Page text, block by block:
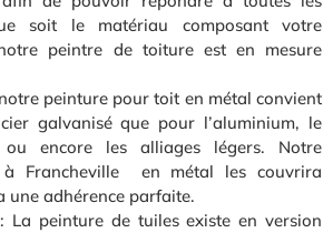
soit le matériau composant votre
peintre de toiture est en mesure
peinture pour toit en métal convient
galvanisé que pour l’aluminium, le
ou encore les alliages légers. Notre
Francheville en métal les couvrira
une adhérence parfaite.
peinture de tuiles existe en version